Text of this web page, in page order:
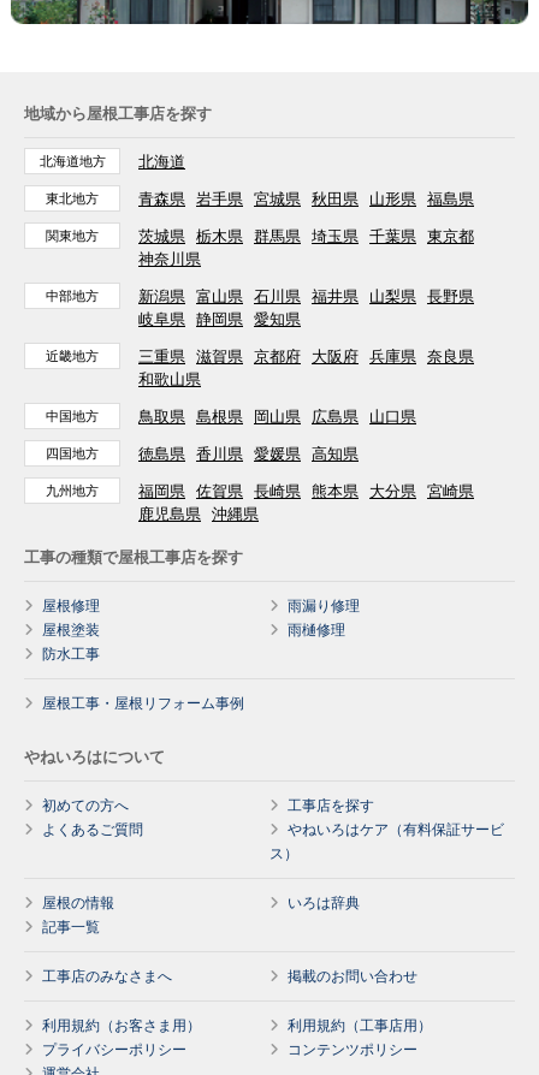
地域から屋根工事店を探す
北海道地方 北海道
東北地方 青森県 岩手県 宮城県 秋田県 山形県 福島県
関東地方 茨城県 栃木県 群馬県 埼玉県 千葉県 東京都
神奈川県
中部地方 新潟県 富山県 石川県 福井県 山梨県 長野県
岐阜県 静岡県 愛知県
近畿地方 三重県 滋賀県 京都府 大阪府 兵庫県 奈良県
和歌山県
中国地方 鳥取県 島根県 岡山県 広島県 山口県
四国地方 徳島県 香川県 愛媛県 高知県
九州地方 福岡県 佐賀県 長崎県 熊本県 大分県 宮崎県
鹿児島県 沖縄県
工事の種類で屋根工事店を探す
屋根修理
雨漏り修理
屋根塗装
雨樋修理
防水工事
屋根工事・屋根リフォーム事例
やねいろはについて
初めての方へ
工事店を探す
よくあるご質問
やねいろはケア（有料保証サービ
ス）
屋根の情報
いろは辞典
記事一覧
工事店のみなさまへ 掲載のお問い合わせ
利用規約（お客さま用）
利用規約（工事店用）
プライバシーポリシー
コンテンツポリシー